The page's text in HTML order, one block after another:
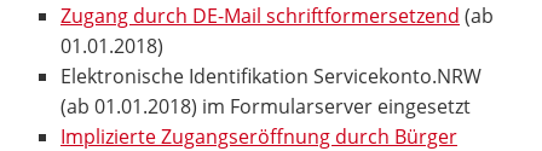
Zugang durch DE-Mail schriftformersetzend (ab
01.01.2018)
Elektronische Identifikation Servicekonto.NRW
(ab 01.01.2018) im Formularserver eingesetzt
Implizierte Zugangseröffnung durch Bürger